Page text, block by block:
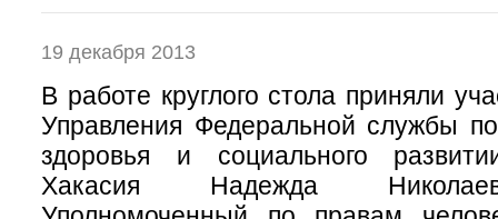
19 декабря 2013
В работе круглого стола приняли
Управления Федеральной службы
здоровья и социального
Хакасия Надежда